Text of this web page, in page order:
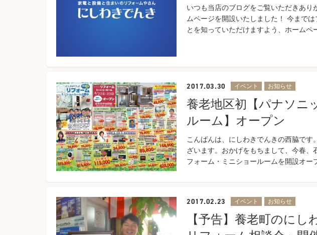
いつも当店のブログをご覧いただきあ
ムページを開設いたしました！ 今まで
とを知っていただけますよう、ホームペ
2017.03.30 イベント お知らせ
養老地区初【パナソニ
ルーム】オープン
こんばんは、にしわきでんきの西脇で
ざいます。おかげをもちまして、今春、
フォーム・ミニショールームを開設オー
2017.02.23 イベント お知らせ
【予告】養老町のにし